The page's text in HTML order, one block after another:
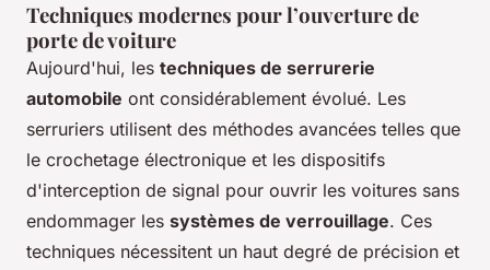
Techniques modernes pour l’ouverture de
porte de voiture
Aujourd'hui, les techniques de serrurerie
automobile ont considérablement évolué. Les
serruriers utilisent des méthodes avancées telles que
le crochetage électronique et les dispositifs
d'interception de signal pour ouvrir les voitures sans
endommager les systèmes de verrouillage. Ces
techniques nécessitent un haut degré de précision et